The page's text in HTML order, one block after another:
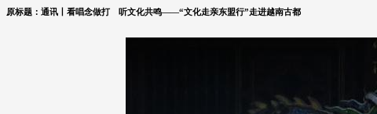
新兵请入
2026年世界杯 2026年冬奥会
原标题：通讯丨看唱念做打 听文化共鸣——“文化走亲东盟行”走进越南古都